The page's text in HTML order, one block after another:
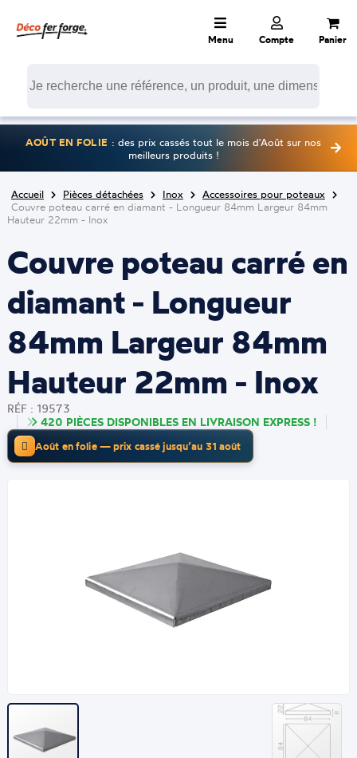
Menu Compte Panier
AOÛT EN FOLIE : des prix cassés tout le mois d'Août sur nos
meilleurs produits !
Accueil Pièces détachées Inox
Accessoires pour poteaux
Couvre poteau carré en diamant - Longueur 84mm Largeur 84mm
Hauteur 22mm - Inox
Couvre poteau carré en
diamant - Longueur
84mm Largeur 84mm
Hauteur 22mm - Inox
RÉF : 19573
420 PIÈCES DISPONIBLES EN LIVRAISON EXPRESS !
Août en folie — prix cassé jusqu’au 31 août